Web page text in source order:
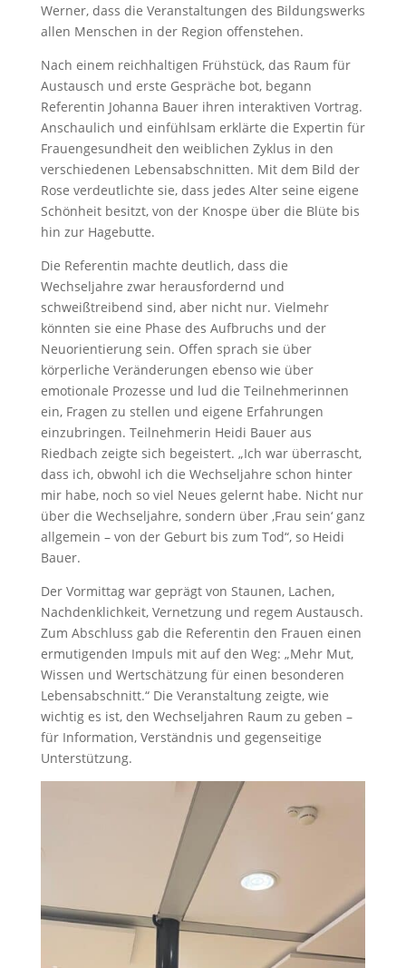
Werner, dass die Veranstaltungen des Bildungswerks
allen Menschen in der Region offenstehen.
Nach einem reichhaltigen Frühstück, das Raum für
Austausch und erste Gespräche bot, begann
Referentin Johanna Bauer ihren interaktiven Vortrag.
Anschaulich und einfühlsam erklärte die Expertin für
Frauengesundheit den weiblichen Zyklus in den
verschiedenen Lebensabschnitten. Mit dem Bild der
Rose verdeutlichte sie, dass jedes Alter seine eigene
Schönheit besitzt, von der Knospe über die Blüte bis
hin zur Hagebutte.
Die Referentin machte deutlich, dass die
Wechseljahre zwar herausfordernd und
schweißtreibend sind, aber nicht nur. Vielmehr
könnten sie eine Phase des Aufbruchs und der
Neuorientierung sein. Offen sprach sie über
körperliche Veränderungen ebenso wie über
emotionale Prozesse und lud die Teilnehmerinnen
ein, Fragen zu stellen und eigene Erfahrungen
einzubringen. Teilnehmerin Heidi Bauer aus
Riedbach zeigte sich begeistert. „Ich war überrascht,
dass ich, obwohl ich die Wechseljahre schon hinter
mir habe, noch so viel Neues gelernt habe. Nicht nur
über die Wechseljahre, sondern über ‚Frau sein‘ ganz
allgemein – von der Geburt bis zum Tod“, so Heidi
Bauer.
Der Vormittag war geprägt von Staunen, Lachen,
Nachdenklichkeit, Vernetzung und regem Austausch.
Zum Abschluss gab die Referentin den Frauen einen
ermutigenden Impuls mit auf den Weg: „Mehr Mut,
Wissen und Wertschätzung für einen besonderen
Lebensabschnitt.“ Die Veranstaltung zeigte, wie
wichtig es ist, den Wechseljahren Raum zu geben –
für Information, Verständnis und gegenseitige
Unterstützung.